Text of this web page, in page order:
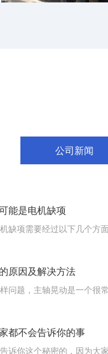
公司新闻
能是电机缺项
原因及解决方法
都不会告诉你的事